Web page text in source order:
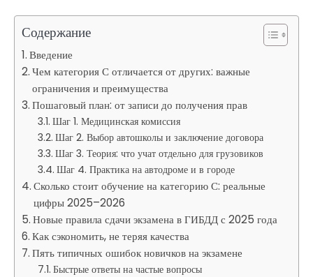
Содержание
Введение
Чем категория С отличается от других: важные
ограничения и преимущества
Пошаговый план: от записи до получения прав
Шаг 1. Медицинская комиссия
Шаг 2. Выбор автошколы и заключение договора
Шаг 3. Теория: что учат отдельно для грузовиков
Шаг 4. Практика на автодроме и в городе
Сколько стоит обучение на категорию С: реальные
цифры 2025–2026
Новые правила сдачи экзамена в ГИБДД с 2025 года
Как сэкономить, не теряя качества
Пять типичных ошибок новичков на экзамене
Быстрые ответы на частые вопросы